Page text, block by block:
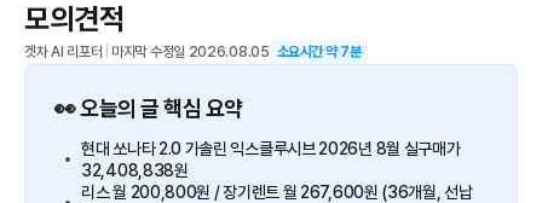
모의견적
겟차 AI 리포터 마지막 수정일 2026.08.05 소요시간 약7분
👀 오늘의 글 핵심 요약
현대 쏘나타 2.0 가솔린 익스클루시브 2026년 8월 실구매가
32,408,838원
리스 월 200,800원 / 장기렌트 월 267,600원 (36개월, 선납